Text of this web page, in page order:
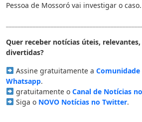
Pessoa de Mossoró vai investigar o caso.
Quer receber notícias úteis,
divertidas?
Assine gratuitamente a Comunidade
Whatsapp.
gratuitamente o Canal de Notícias
Siga o NOVO Notícias no Twitter.